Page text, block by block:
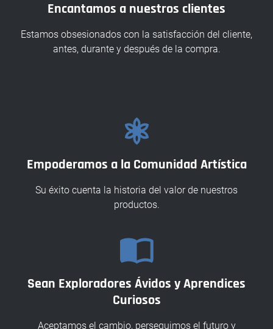
Encantamos a nuestros clientes
Estamos obsesionados con la satisfacción del cliente,
antes, durante y después de la compra.
Empoderamos a la Comunidad Artística
Su éxito cuenta la historia del valor de nuestros
productos.
Sean Exploradores Ávidos y Aprendices
Curiosos
Aceptamos el cambio, perseguimos el futuro y